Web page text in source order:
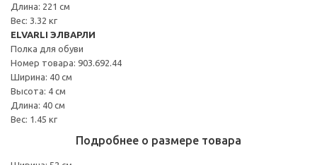
Длина: 221 см
Вес: 3.32 кг
ELVARLI ЭЛВАРЛИ
Полка для обуви
Номер товара: 903.692.44
Ширина: 40 см
Высота: 4 см
Длина: 40 см
Вес: 1.45 кг
Подробнее о размере товара